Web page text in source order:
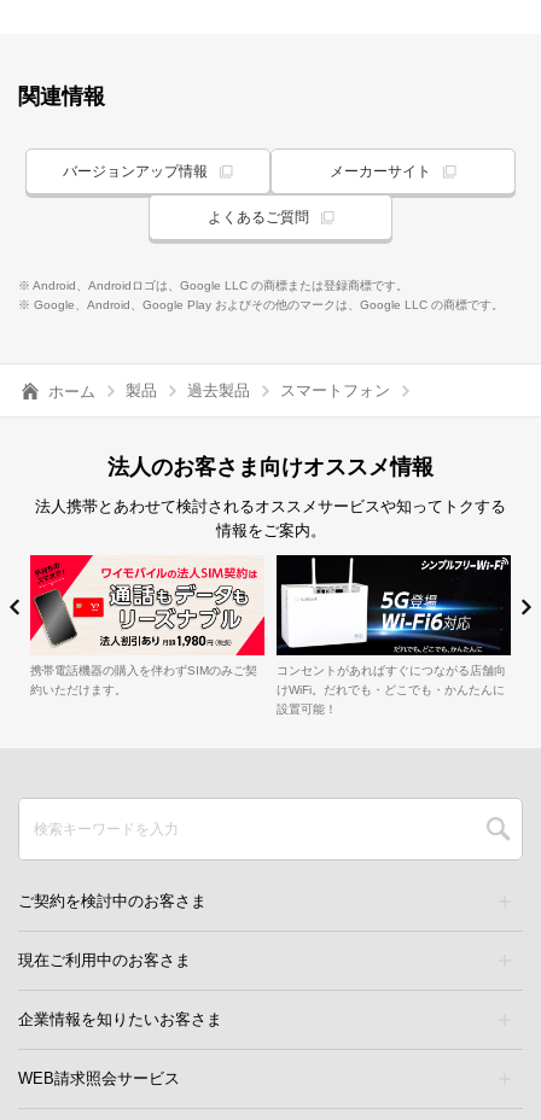
関連情報
バージョンアップ情報 メーカーサイト
よくあるご質問
※ Android、Androidロゴは、Google LLC の商標または登録商標です。
※ Google、Android、Google Play およびその他のマークは、Google LLC の商標です。
ホーム 製品 過去製品 スマートフォン
法人のお客さま向けオススメ情報
法人携帯とあわせて検討されるオススメサービスや知ってトクする
情報をご案内。
携帯電話機器の購入を伴わずSIMのみご契
約いただけます。
コンセントがあればすぐにつながる店舗向
けWiFi。だれでも・どこでも・かんたんに
設置可能！
ご契約を検討中のお客さま
現在ご利用中のお客さま
企業情報を知りたいお客さま
WEB請求照会サービス